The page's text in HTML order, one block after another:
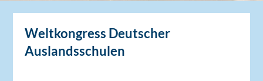
Weltkongress Deutscher
Auslandsschulen